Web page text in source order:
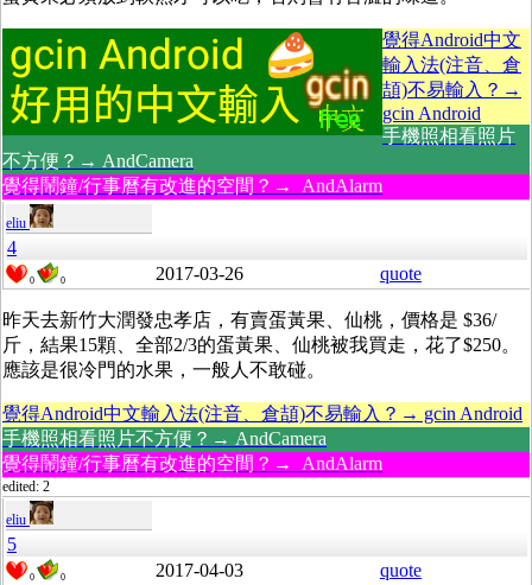
覺得Android中文
輸入法(注音、倉
頡)不易輸入？→
gcin Android
手機照相看照片
不方便？→ AndCamera
覺得鬧鐘/行事曆有改進的空間？→ AndAlarm
eliu
4
0 0 2017-03-26 quote
昨天去新竹大潤發忠孝店，有賣蛋黃果、仙桃，價格是 $36/
斤，結果15顆、全部2/3的蛋黃果、仙桃被我買走，花了$250。
應該是很冷門的水果，一般人不敢碰。
覺得Android中文輸入法(注音、倉頡)不易輸入？→ gcin Android
手機照相看照片不方便？→ AndCamera
覺得鬧鐘/行事曆有改進的空間？→ AndAlarm
edited: 2
eliu
5
0 0 2017-04-03 quote